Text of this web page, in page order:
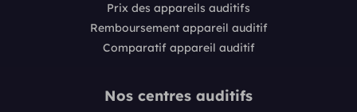
Prix des appareils auditifs
Remboursement appareil auditif
Comparatif appareil auditif
Nos centres auditifs